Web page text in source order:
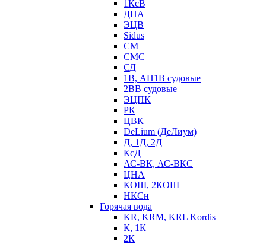
1КсВ
ДНА
ЭЦВ
Sidus
СМ
СМС
СД
1В, АН1В судовые
2ВВ судовые
ЭЦПК
РК
ЦВК
DeLium (ДеЛиум)
Д, 1Д, 2Д
КсД
АС-ВК, АС-ВКС
ЦНА
КОШ, 2КОШ
НКСн
Горячая вода
KR, KRM, KRL Kordis
К, 1К
2К